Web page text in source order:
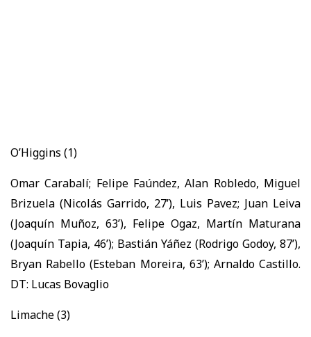
O’Higgins (1)
Omar Carabalí; Felipe Faúndez, Alan Robledo, Miguel
Brizuela (Nicolás Garrido, 27’), Luis Pavez; Juan Leiva
(Joaquín Muñoz, 63’), Felipe Ogaz, Martín Maturana
(Joaquín Tapia, 46’); Bastián Yáñez (Rodrigo Godoy, 87’),
Bryan Rabello (Esteban Moreira, 63’); Arnaldo Castillo.
DT: Lucas Bovaglio
Limache (3)